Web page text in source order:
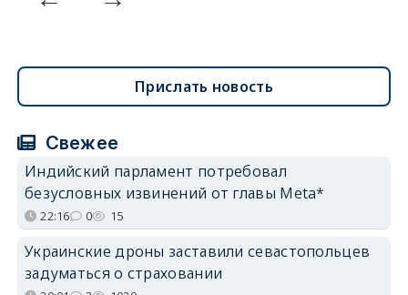
Прислать новость
Свежее
Индийский парламент потребовал
безусловных извинений от главы Meta*
22:16 0 15
Украинские дроны заставили севастопольцев
задуматься о страховании